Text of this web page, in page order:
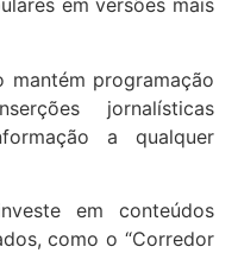
em versões mais
mantém programação
jornalísticas
a qualquer
em conteúdos
como o “Corredor